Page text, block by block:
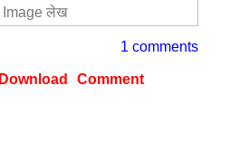
1 comments
Download Comment